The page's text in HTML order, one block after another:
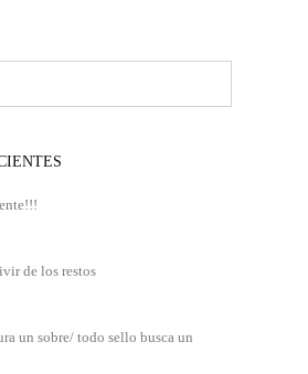
de los restos
un sobre/ todo sello busca un